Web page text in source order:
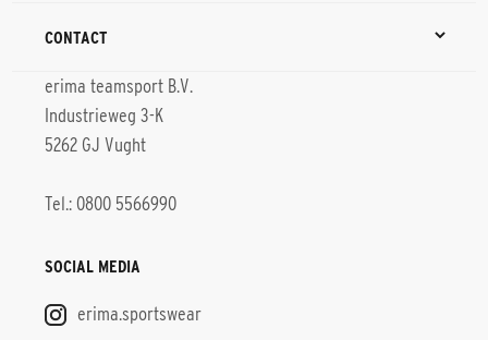
CONTACT
erima teamsport B.V.
Industrieweg 3-K
5262 GJ Vught
Tel.: 0800 5566990
SOCIAL MEDIA
erima.sportswear